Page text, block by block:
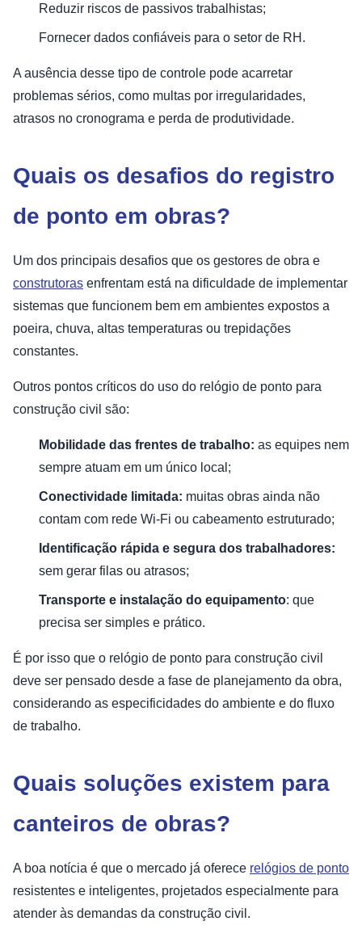
Reduzir riscos de passivos trabalhistas;
Fornecer dados confiáveis para o setor de RH.
A ausência desse tipo de controle pode acarretar
problemas sérios, como multas por irregularidades,
atrasos no cronograma e perda de produtividade.
Quais os desafios do registro
de ponto em obras?
Um dos principais desafios que os gestores de obra e
construtoras enfrentam está na dificuldade de implementar
sistemas que funcionem bem em ambientes expostos a
poeira, chuva, altas temperaturas ou trepidações
constantes.
Outros pontos críticos do uso do relógio de ponto para
construção civil são:
Mobilidade das frentes de trabalho: as equipes nem
sempre atuam em um único local;
Conectividade limitada: muitas obras ainda não
contam com rede Wi-Fi ou cabeamento estruturado;
Identificação rápida e segura dos trabalhadores:
sem gerar filas ou atrasos;
Transporte e instalação do equipamento: que
precisa ser simples e prático.
É por isso que o relógio de ponto para construção civil
deve ser pensado desde a fase de planejamento da obra,
considerando as especificidades do ambiente e do fluxo
de trabalho.
Quais soluções existem para
canteiros de obras?
A boa notícia é que o mercado já oferece relógios de ponto
resistentes e inteligentes, projetados especialmente para
atender às demandas da construção civil.